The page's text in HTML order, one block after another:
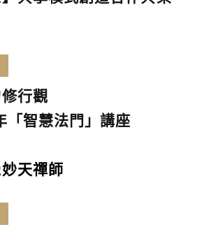
行觀
「智慧法門」講座
天禪師